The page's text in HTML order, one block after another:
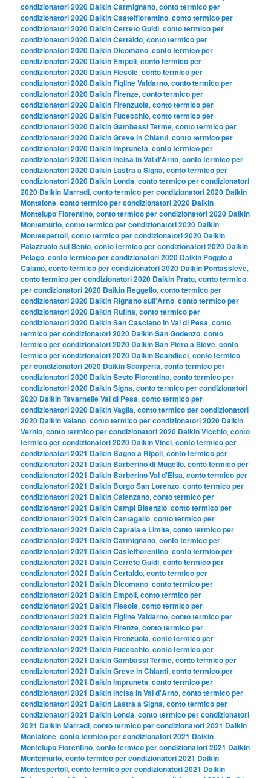
condizionatori 2020 Daikin Carmignano,conto termico per
condizionatori 2020 Daikin Castelfiorentino,conto termico per
condizionatori 2020 Daikin Cerreto Guidi,conto termico per
condizionatori 2020 Daikin Certaldo,conto termico per
condizionatori 2020 Daikin Dicomano,conto termico per
condizionatori 2020 Daikin Empoli,conto termico per
condizionatori 2020 Daikin Fiesole,conto termico per
condizionatori 2020 Daikin Figline Valdarno,conto termico per
condizionatori 2020 Daikin Firenze,conto termico per
condizionatori 2020 Daikin Firenzuola,conto termico per
condizionatori 2020 Daikin Fucecchio,conto termico per
condizionatori 2020 Daikin Gambassi Terme,conto termico per
condizionatori 2020 Daikin Greve in Chianti,conto termico per
condizionatori 2020 Daikin Impruneta,conto termico per
condizionatori 2020 Daikin Incisa in Val d'Arno,conto termico per
condizionatori 2020 Daikin Lastra a Signa,conto termico per
condizionatori 2020 Daikin Londa,conto termico per condizionatori
2020 Daikin Marradi,conto termico per condizionatori 2020 Daikin
Montaione,conto termico per condizionatori 2020 Daikin
Montelupo Fiorentino,conto termico per condizionatori 2020 Daikin
Montemurlo,conto termico per condizionatori 2020 Daikin
Montespertoli,conto termico per condizionatori 2020 Daikin
Palazzuolo sul Senio,conto termico per condizionatori 2020 Daikin
Pelago,conto termico per condizionatori 2020 Daikin Poggio a
Caiano,conto termico per condizionatori 2020 Daikin Pontassieve,
conto termico per condizionatori 2020 Daikin Prato,conto termico
per condizionatori 2020 Daikin Reggello,conto termico per
condizionatori 2020 Daikin Rignano sull'Arno,conto termico per
condizionatori 2020 Daikin Rufina,conto termico per
condizionatori 2020 Daikin San Casciano in Val di Pesa,conto
termico per condizionatori 2020 Daikin San Godenzo,conto
termico per condizionatori 2020 Daikin San Piero a Sieve,conto
termico per condizionatori 2020 Daikin Scandicci,conto termico
per condizionatori 2020 Daikin Scarperia,conto termico per
condizionatori 2020 Daikin Sesto Fiorentino,conto termico per
condizionatori 2020 Daikin Signa,conto termico per condizionatori
2020 Daikin Tavarnelle Val di Pesa,conto termico per
condizionatori 2020 Daikin Vaglia,conto termico per condizionatori
2020 Daikin Vaiano,conto termico per condizionatori 2020 Daikin
Vernio,conto termico per condizionatori 2020 Daikin Vicchio,conto
termico per condizionatori 2020 Daikin Vinci,conto termico per
condizionatori 2021 Daikin Bagno a Ripoli,conto termico per
condizionatori 2021 Daikin Barberino di Mugello,conto termico per
condizionatori 2021 Daikin Barberino Val d'Elsa,conto termico per
condizionatori 2021 Daikin Borgo San Lorenzo,conto termico per
condizionatori 2021 Daikin Calenzano,conto termico per
condizionatori 2021 Daikin Campi Bisenzio,conto termico per
condizionatori 2021 Daikin Cantagallo,conto termico per
condizionatori 2021 Daikin Capraia e Limite,conto termico per
condizionatori 2021 Daikin Carmignano,conto termico per
condizionatori 2021 Daikin Castelfiorentino,conto termico per
condizionatori 2021 Daikin Cerreto Guidi,conto termico per
condizionatori 2021 Daikin Certaldo,conto termico per
condizionatori 2021 Daikin Dicomano,conto termico per
condizionatori 2021 Daikin Empoli,conto termico per
condizionatori 2021 Daikin Fiesole,conto termico per
condizionatori 2021 Daikin Figline Valdarno,conto termico per
condizionatori 2021 Daikin Firenze,conto termico per
condizionatori 2021 Daikin Firenzuola,conto termico per
condizionatori 2021 Daikin Fucecchio,conto termico per
condizionatori 2021 Daikin Gambassi Terme,conto termico per
condizionatori 2021 Daikin Greve in Chianti,conto termico per
condizionatori 2021 Daikin Impruneta,conto termico per
condizionatori 2021 Daikin Incisa in Val d'Arno,conto termico per
condizionatori 2021 Daikin Lastra a Signa,conto termico per
condizionatori 2021 Daikin Londa,conto termico per condizionatori
2021 Daikin Marradi,conto termico per condizionatori 2021 Daikin
Montaione,conto termico per condizionatori 2021 Daikin
Montelupo Fiorentino,conto termico per condizionatori 2021 Daikin
Montemurlo,conto termico per condizionatori 2021 Daikin
Montespertoli,conto termico per condizionatori 2021 Daikin